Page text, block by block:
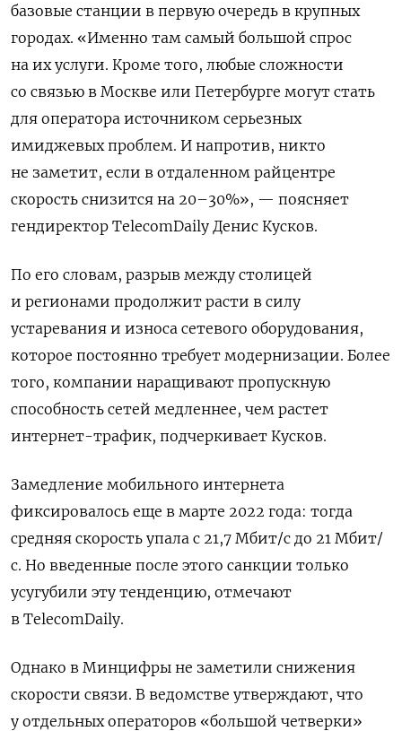
базовые станции в первую очередь в крупных
городах. «Именно там самый большой спрос
на их услуги. Кроме того, любые сложности
со связью в Москве или Петербурге могут стать
для оператора источником серьезных
имиджевых проблем. И напротив, никто
не заметит, если в отдаленном райцентре
скорость снизится на 20–30%», — поясняет
гендиректор TelecomDaily Денис Кусков.
По его словам, разрыв между столицей
и регионами продолжит расти в силу
устаревания и износа сетевого оборудования,
которое постоянно требует модернизации. Более
того, компании наращивают пропускную
способность сетей медленнее, чем растет
интернет-трафик, подчеркивает Кусков.
Замедление мобильного интернета
фиксировалось еще в марте 2022 года: тогда
средняя скорость упала с 21,7 Мбит/с до 21 Мбит/
с. Но введенные после этого санкции только
усугубили эту тенденцию, отмечают
в TelecomDaily.
Однако в Минцифры не заметили снижения
скорости связи. В ведомстве утверждают, что
у отдельных операторов «большой четверки»